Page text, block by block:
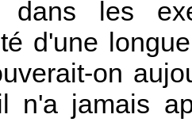
dans les
d'une
on
n'a jamais